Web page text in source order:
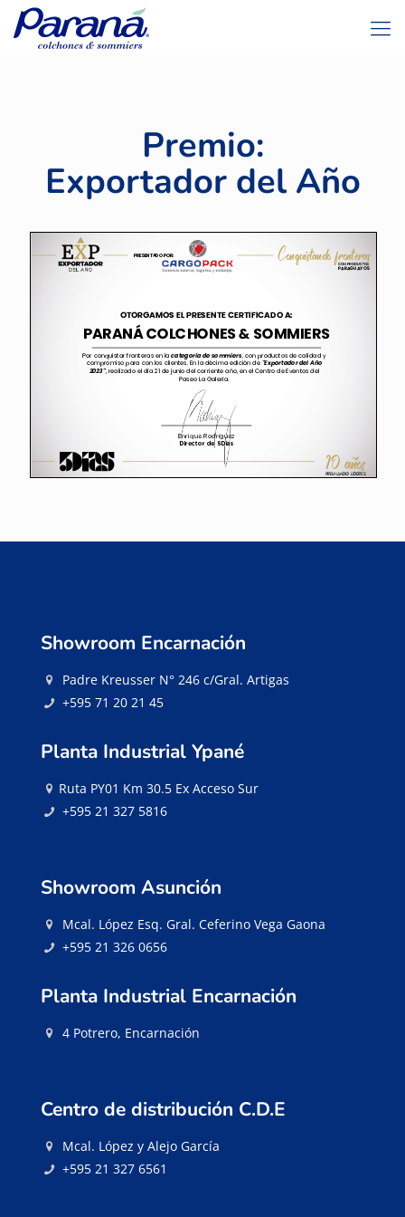
Premio:
Exportador del Año
Showroom Encarnación
Padre Kreusser N° 246 c/Gral. Artigas
+595 71 20 21 45
Planta Industrial Ypané
Ruta PY01 Km 30.5 Ex Acceso Sur
+595 21 327 5816
Showroom Asunción
Mcal. López Esq. Gral. Ceferino Vega Gaona
+595 21 326 0656
Planta Industrial Encarnación
4 Potrero, Encarnación
Centro de distribución C.D.E
Mcal. López y Alejo García
+595 21 327 6561